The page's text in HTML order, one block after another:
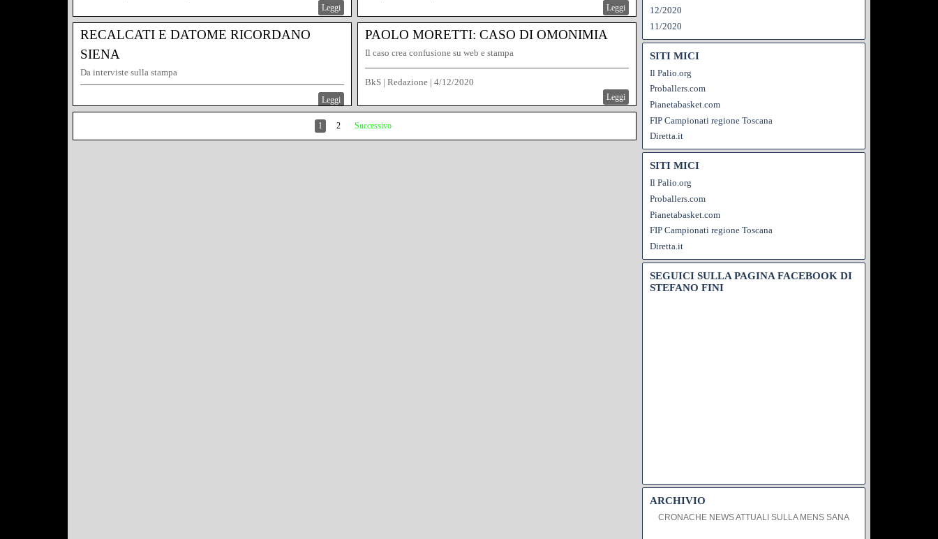
Leggi Leggi
RECALCATI E DATOME RICORDANO
SIENA
Da interviste sulla stampa
Leggi
PAOLO MORETTI: CASO DI OMONIMIA
Il caso crea confusione su web e stampa
BkS | Redazione | 4/12/2020
Leggi
1 2 Successivo
12/2020
11/2020
SITI MICI
Il Palio.org
Proballers.com
Pianetabasket.com
FIP Campionati regione Toscana
Diretta.it
SITI MICI
Il Palio.org
Proballers.com
Pianetabasket.com
FIP Campionati regione Toscana
Diretta.it
SEGUICI SULLA PAGINA FACEBOOK DI
STEFANO FINI
ARCHIVIO
CRONACHE NEWS ATTUALI SULLA MENS SANA